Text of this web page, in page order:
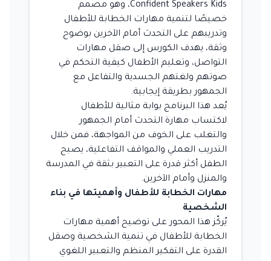
Confident Speakers Kids، وهو مصمم
خصيصًا لتنمية مهارات الخطابة للأطفال
وتدريبهم على التحدث أمام الآخرين بوضوح
وثقة، يهدف الكورس إلى صقل مهارات
التواصل، وتعليم الأطفال كيفية التحكم في
صوتهم ولغتهم الجسدية والتفاعل مع
الجمهور بطريقة إيجابية.
يُعد هذا البرنامج بوابة مثالية للأطفال
لاكتساب مهارة التحدث أمام الجمهور
والتغلب على الخوف من المواجهة، فمن خلال
التدريب العملي والمواقف التفاعلية، يصبح
الطفل أكثر قدرة على التعبير بثقة في المدرسة
والمنزل وأمام الآخرين.
مهارات الخطابة للأطفال وأهميتها في بناء
الشخصية
يُركّز هذا المحور على توضيح أهمية مهارات
الخطابة للأطفال في تنمية الشخصية وصقل
القدرة على التفكير المنظم والتعبير اللغوي